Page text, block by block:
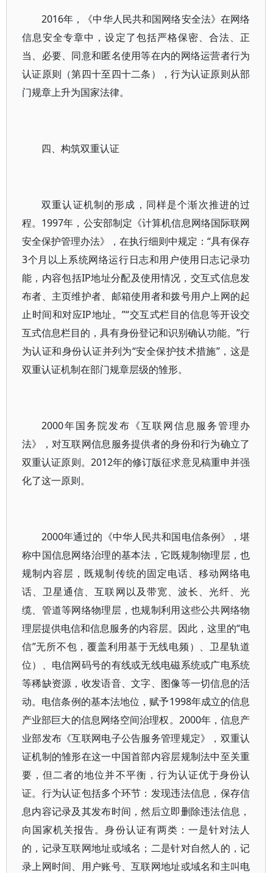
2016年，《中华人民共和国网络安全法》在网络
信息安全专章中，设定了包括严格保密、合法、正
当、必要、同意和匿名使用等在内的网络运营者行为
认证原则（第四十至四十二条），行为认证原则从部
门规章上升为国家法律。
四、构筑双重认证
双重认证机制的形成，同样是个渐次推进的过
程。1997年，公安部制定《计算机信息网络国际联网
安全保护管理办法》，在执行细则中规定：“具有保存
3个月以上系统网络运行日志和用户使用日志记录功
能，内容包括IP地址分配及使用情况，交互式信息发
布者、主页维护者、邮箱使用者和拨号用户上网的起
止时间和对应IP地址。”“交互式栏目的信息等开设交
互式信息栏目的，具有身份登记和识别确认功能。”行
为认证和身份认证并列为“安全保护技术措施”，这是
双重认证机制在部门规章层级的雏形。
2000年国务院发布《互联网信息服务管理办
法》，对互联网信息服务提供者的身份和行为确立了
双重认证原则。2012年的修订版征求意见稿重申并强
化了这一原则。
2000年通过的《中华人民共和国电信条例》，堪
称中国信息网络治理的基本法，它既规制物理层，也
规制内容层，既规制传统的固定电话、移动网络电
话、卫星通信、互联网以及带宽、波长、光纤、光
缆、管道等网络物理层，也规制利用这些公共网络物
理层提供电信和信息服务的内容层。因此，这里的“电
信”无所不包，覆盖利用基于无线电频）、卫星轨道
位）、电信网码号的有线或无线电磁系统或广电系统
等稀缺资源，收发语音、文字、图像等一切信息的活
动。电信条例的基本法地位，赋予1998年成立的信息
产业部巨大的信息网络空间治理权。2000年，信息产
业部发布《互联网电子公告服务管理规定》，双重认
证机制的雏形在这一中国首部内容层规制法中至关重
要，但二者的地位并不平衡，行为认证优于身份认
证。行为认证包括多个环节：发现违法信息，保存信
息内容记录及其发布时间，然后立即删除违法信息，
向国家机关报告。身份认证有两类：一是针对法人
的，记录互联网地址或域名；二是针对自然人的，记
录上网时间、用户账号、互联网地址或域名和主叫电